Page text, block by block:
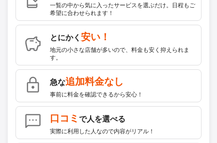
一覧の中から気に入ったサービスを選ぶだけ。日程もご
希望に合わせられます！
とにかく 安い！
地元の小さな店舗が多いので、料金も安く抑えられま
す。
急な追加料金なし
事前に料金を確認できるから安心！
口コミで人を選べる
実際に利用した人なので内容がリアル！